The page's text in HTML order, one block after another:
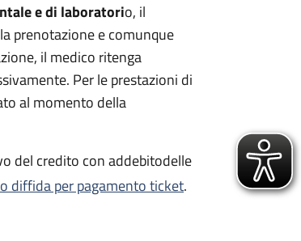
e di laboratorio, il
prenotazione e comunque
il medico ritenga
Per le prestazioni di
al momento della
del credito con addebitodelle
diffida per pagamento ticket.